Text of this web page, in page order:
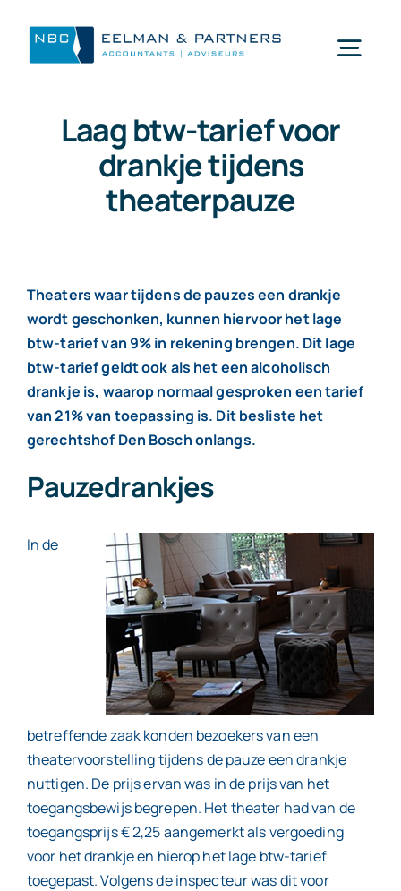
inhoud
Wat doen wij
Wie zijn wij
Nieuws
Werken bij
Laag btw-tarief voor
drankje tijdens
theaterpauze
Theaters waar tijdens de pauzes een drankje
wordt geschonken, kunnen hiervoor het lage
btw-tarief van 9% in rekening brengen. Dit lage
btw-tarief geldt ook als het een alcoholisch
drankje is, waarop normaal gesproken een tarief
van 21% van toepassing is. Dit besliste het
gerechtshof Den Bosch onlangs.
Pauzedrankjes
In de
betreffende zaak konden bezoekers van een
theatervoorstelling tijdens de pauze een drankje
nuttigen. De prijs ervan was in de prijs van het
toegangsbewijs begrepen. Het theater had van de
toegangsprijs € 2,25 aangemerkt als vergoeding
voor het drankje en hierop het lage btw-tarief
toegepast. Volgens de inspecteur was dit voor